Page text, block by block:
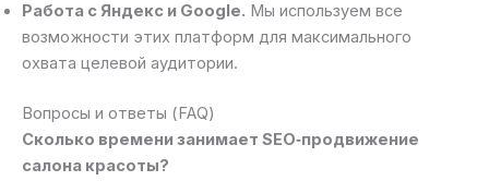
Работа с Яндекс и Google. Мы используем все
возможности этих платформ для максимального
охвата целевой аудитории.
Вопросы и ответы (FAQ)
Сколько времени занимает SEO‑продвижение
салона красоты?